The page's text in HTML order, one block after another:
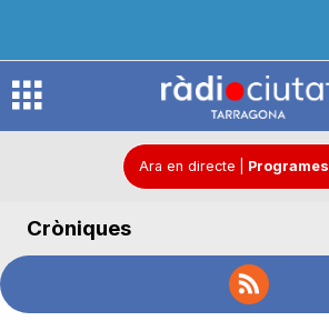
R
d
Ara en directe Programes
Cròniques